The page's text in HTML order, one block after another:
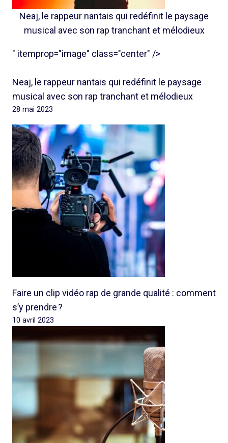
Neaj, le rappeur nantais qui redéfinit le paysage
musical avec son rap tranchant et mélodieux
" itemprop="image" class="center" />
Neaj, le rappeur nantais qui redéfinit le paysage
musical avec son rap tranchant et mélodieux
28 mai 2023
Faire un clip vidéo rap de grande qualité : comment
s’y prendre ?
10 avril 2023